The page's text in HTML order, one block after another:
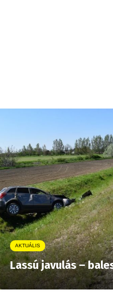
AKTUÁLIS
Lassú javulás –